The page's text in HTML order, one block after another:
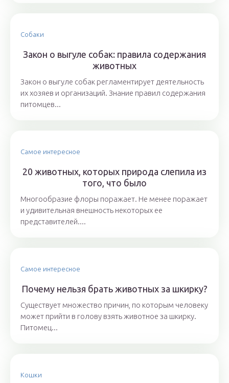
Собаки
Закон о выгуле собак: правила содержания
животных
Закон о выгуле собак регламентирует деятельность
их хозяев и организаций. Знание правил содержания
питомцев...
Самое интересное
20 животных, которых природа слепила из
того, что было
Многообразие флоры поражает. Не менее поражает
и удивительная внешность некоторых ее
представителей....
Самое интересное
Почему нельзя брать животных за шкирку?
Существует множество причин, по которым человеку
может прийти в голову взять животное за шкирку.
Питомец...
Кошки